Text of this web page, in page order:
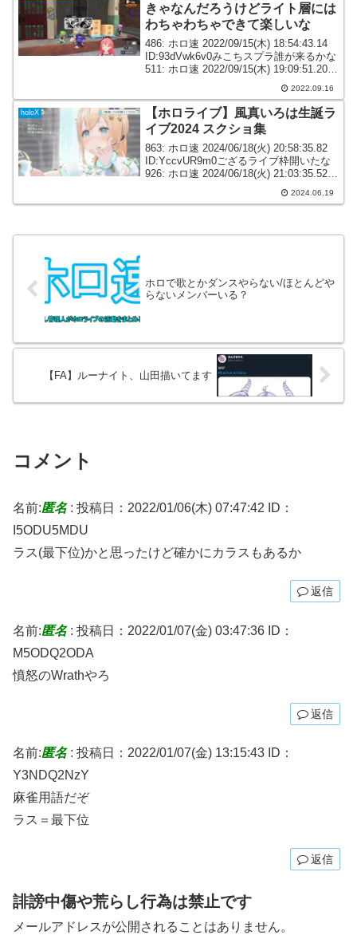
きゃなんだろうけどライト層には
わちゃわちゃできて楽しいな
486: ホロ速 2022/09/15(木) 18:54:43.14
ID:93dVwk6v0みこちスプラ誰が来るかな
511: ホロ速 2022/09/15(木) 19:09:51.20
ID:58kUoo3I0512: ホロ速 2022/...2022.09.16
holoX
【ホロライブ】風真いろは生誕ラ
イブ2024 スクショ集
863: ホロ速 2024/06/18(火) 20:58:35.82
ID:YccvUR9m0ござるライブ枠開いたな
926: ホロ速 2024/06/18(火) 21:03:35.52
ID:Pe1Qsmxh0930: ホロ速 2024/0...2024.06.19
ホロで歌とかダンスやらない/ほとんどや
らないメンバーいる？
【FA】ルーナイト、山田描いてます
コメント
名前:匿名: 投稿日：2022/01/06(木) 07:47:42
ID：
I5ODU5MDU
ラス(最下位)かと思ったけど確かにカラスもあるか
返信
名前:匿名: 投稿日：2022/01/07(金) 03:47:36 ID：
M5ODQ2ODA
憤怒のWrathやろ
返信
名前:匿名: 投稿日：2022/01/07(金) 13:15:43 ID：
Y3NDQ2NzY
麻雀用語だぞ
ラス＝最下位
返信
誹謗中傷や荒らし行為は禁止です
メールアドレスが公開されることはありません。